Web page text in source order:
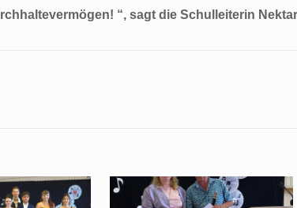
“, sagt die Schulleiterin